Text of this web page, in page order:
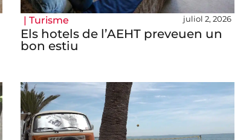
| Turisme juliol 2, 2026
Els hotels de l’AEHT preveuen un
bon estiu